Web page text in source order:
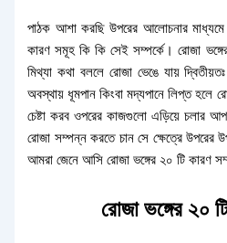
পাঠক আশা করছি উপরের আলোচনার মাধ্যমে
কারণ সমূহ কি কি সেই সম্পর্কে। রোজা
মিথ্যা কথা বললে রোজা ভেঙে যায়
অবস্থায় ধূমপান কিংবা মদ্যপানে লিপ্ত হলে
চেষ্টা করব ওপরের কাজগুলো এড়িয়ে চলার
রোজা সম্পন্ন করতে চান সে ক্ষেত্রে উপরের
আমরা জেনে আসি রোজা ভঙ্গের ২০ টি কারণ
রোজা ভঙ্গের ২০